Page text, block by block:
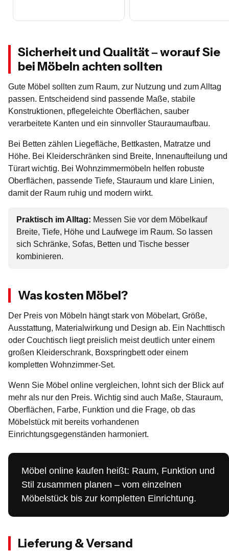
Sicherheit und Qualität – worauf Sie
bei Möbeln achten sollten
Gute Möbel sollten zum Raum, zur Nutzung und zum Alltag
passen. Entscheidend sind passende Maße, stabile
Konstruktionen, pflegeleichte Oberflächen, sauber
verarbeitete Kanten und ein sinnvoller Stauraumaufbau.
Bei Betten zählen Liegefläche, Bettkasten, Matratze und
Höhe. Bei Kleiderschränken sind Breite, Innenaufteilung und
Türart wichtig. Bei Wohnzimmermöbeln helfen robuste
Oberflächen, passende Tiefe, Stauraum und klare Linien,
damit der Raum ruhig und modern wirkt.
Praktisch im Alltag: Messen Sie vor dem Möbelkauf
Breite, Tiefe, Höhe und Laufwege im Raum. So lassen
sich Schränke, Sofas, Betten und Tische besser
kombinieren.
Was kosten Möbel?
Der Preis von Möbeln hängt stark von Möbelart, Größe,
Ausstattung, Materialwirkung und Design ab. Ein Nachttisch
oder Couchtisch liegt preislich meist deutlich unter einem
großen Kleiderschrank, Boxspringbett oder einem
kompletten Wohnzimmer-Set.
Wenn Sie Möbel online vergleichen, lohnt sich der Blick auf
mehr als nur den Preis. Wichtig sind auch Maße, Stauraum,
Oberflächen, Farbe, Funktion und die Frage, ob das
Möbelstück mit bereits vorhandenen
Einrichtungsgegenständen harmoniert.
Möbel online kaufen heißt: Raum, Funktion und
Stil zusammen planen – vom einzelnen
Möbelstück bis zur kompletten Einrichtung.
Lieferung & Versand